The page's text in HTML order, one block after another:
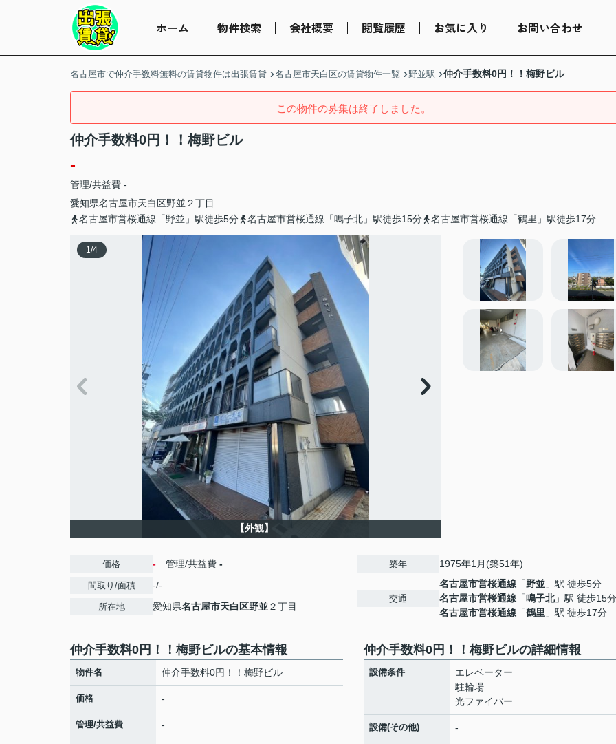
ホーム 物件検索 会社概要 閲覧履歴 お気に入り お問い合わせ
名古屋市で仲介手数料無料の賃貸物件は出張賃貸 名古屋市天白区の賃貸物件一覧 野並駅 仲介手数料0円！！梅野ビル
この物件の募集は終了しました。
仲介手数料0円！！梅野ビル
-
管理/共益費 -
愛知県名古屋市天白区野並 ２丁目
名古屋市営桜通線「野並」駅徒歩5分
名古屋市営桜通線「鳴子北」駅徒歩15分 名古屋市営桜通線「鶴里」駅徒歩17分
1/4
【外観】
価格 - 管理/共益費 -
間取り/面積 -/-
所在地 愛知県名古屋市天白区野並２丁目
築年 1975年1月(築51年)
交通
名古屋市営桜通線 「野並 」駅 徒歩5分
名古屋市営桜通線 「鳴子北」駅 徒歩15分
名古屋市営桜通線 「鶴里 」駅 徒歩17分
仲介手数料0円！！梅野ビルの基本情報
物件名 仲介手数料0円！！梅野ビル
価格 -
管理/共益費 -
仲介手数料0円！！梅野ビルの詳細情報
設備条件
エレベーター
駐輪場
光ファイバー
設備(その他) -